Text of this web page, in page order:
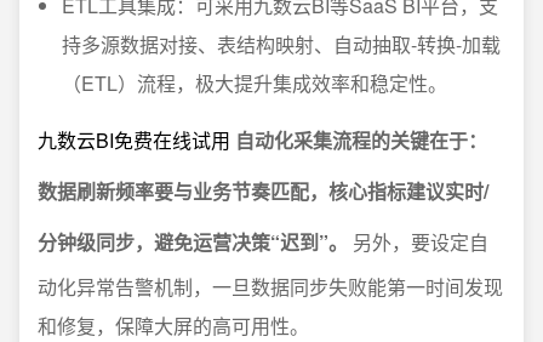
ETL工具集成：可采用九数云BI等SaaS BI平台，支
持多源数据对接、表结构映射、自动抽取-转换-加载
（ETL）流程，极大提升集成效率和稳定性。
九数云BI免费在线试用 自动化采集流程的关键在于：
数据刷新频率要与业务节奏匹配，核心指标建议实时/
分钟级同步，避免运营决策“迟到”。
另外，要设定自
动化异常告警机制，一旦数据同步失败能第一时间发现
和修复，保障大屏的高可用性。